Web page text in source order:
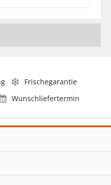
Frischegarantie
Wunschliefertermin